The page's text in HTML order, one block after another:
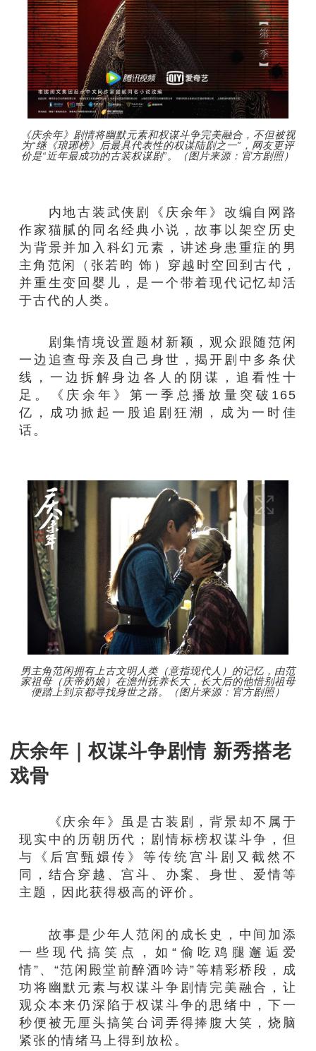
《庆余年》剧情将幽默元素和权谋斗争完美融合，不但被视
为“继《琅琊榜》后最具代表性的权谋陆剧之一”，网友更评
价是“近年最成功的古装权谋剧”。（图片来源：官方剧照）
内地古装武侠剧《庆余年》改编自网路
作家猫腻的同名经典小说，故事以架空历史
为背景并加入科幻元素，讲述身患重症的男
主角范闲（张若昀 饰）穿越时空回到古代，
并重生变回婴儿，是一个带着现代记忆却活
于古代的人类。
剧集情境设置题材新颖，观众跟随范闲
一边追查母亲及自己身世，揭开剧中多条伏
线，一边拆解身边各人的阴谋，追看性十
足。《庆余年》第一季总播放量突破165
亿，成功掀起一股追剧狂潮，成为一时佳
话。
男主角范闲拥有上古文明人类（意指现代人）的记忆，由范
家祖母（庆帝奶娘）在澹州抚养长大，长大后的他惜别祖母
便踏上到京都寻找身世之路。（图片来源：官方剧照）
庆余年｜权谋斗争剧情 新秀搭老
戏骨
《庆余年》虽是古装剧，背景却不属于
现实中的历朝历代；剧情标榜权谋斗争，但
与《后宫甄嬛传》等传统宫斗剧又截然不
同，结合穿越、宫斗、办案、身世、爱情等
主题，因此获得极高的评价。
故事是少年人范闲的成长史，中间加添
一些现代搞笑点，如“偷吃鸡腿邂逅爱
情”、“范闲殿堂前醉酒吟诗”等精彩桥段，成
功将幽默元素与权谋斗争剧情完美融合，让
观众本来仍深陷于权谋斗争的思绪中，下一
秒便被无厘头搞笑台词弄得捧腹大笑，烧脑
紧张的情绪马上得到放松。